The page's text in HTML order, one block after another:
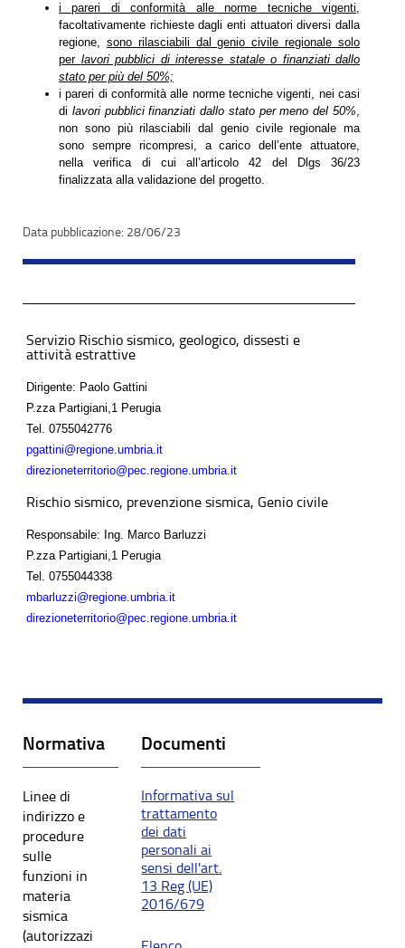
i pareri di conformità alle norme tecniche vigenti,
facoltativamente richieste dagli enti attuatori diversi dalla
regione, sono rilasciabili dal genio civile regionale solo
per lavori pubblici di interesse statale o finanziati dallo
stato per più del 50%;
i pareri di conformità alle norme tecniche vigenti, nei casi
di lavori pubblici finanziati dallo stato per meno del 50%,
non sono più rilasciabili dal genio civile regionale ma
sono sempre ricompresi, a carico dell’ente attuatore,
nella verifica di cui all’articolo 42 del Dlgs 36/23
finalizzata alla validazione del progetto.
28/06/23
Servizio Rischio sismico, geologico, dissesti e
attività estrattive
Dirigente: Paolo Gattini
P.zza Partigiani,1 Perugia
Tel.
0755042776
pgattini@regione.umbria.it
direzioneterritorio@pec.regione.umbria.it
Rischio sismico, prevenzione sismica, Genio civile
Responsabile: Ing. Marco Barluzzi
P.zza Partigiani,1 Perugia
Tel.
0755044338
mbarluzzi@regione.umbria.it
direzioneterritorio@pec.regione.umbria.it
Normativa
Linee di
indirizzo e
procedure
sulle
funzioni in
materia
sismica
(autorizzazi
Documenti
Informativa sul
trattamento
dei dati
personali ai
sensi dell'art.
13 Reg (UE)
2016/679